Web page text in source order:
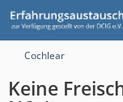
Cochlear
Keine